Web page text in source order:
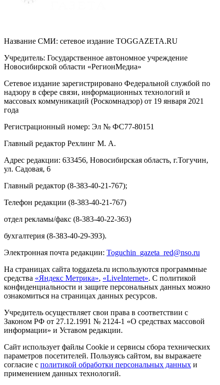
Название СМИ: cетевое издание TOGGAZETA.RU
Учредитель: Государственное автономное учреждение
Новосибирской области «РегионМедиа»
Сетевое издание зарегистрировано Федеральной службой по
надзору в сфере связи, информационных технологий и
массовых коммуникаций (Роскомнадзор) от 19 января 2021
года
Регистрационный номер: Эл № ФС77-80151
Главный редактор Рехлинг М. А.
Адрес редакции: 633456, Новосибирская область, г.Тогучин,
ул. Садовая, 6
Главный редактор (8-383-40-21-767);
Телефон редакции (8-383-40-21-767)
отдел рекламы/факс (8-383-40-22-363)
бухгалтерия (8-383-40-29-393).
Электронная почта редакции: Toguchin gazeta red@nso.ru
На страницах сайта toggazeta.ru используются программные
средства «Яндекс Метрика», «LiveInternet». С политикой
конфиденциальности и защите персональных данных можно
ознакомиться на страницах данных ресурсов.
Учредитель осуществляет свои права в соответствии с
Законом РФ от 27.12.1991 № 2124-1 «О средствах массовой
информации» и Уставом редакции.
Сайт использует файлы Cookie и сервисы сбора технических
параметров посетителей. Пользуясь сайтом, вы выражаете
согласие с политикой обработки персональных данных и
применением данных технологий.